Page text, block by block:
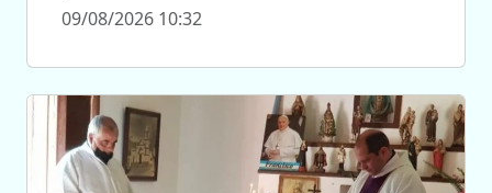
09/08/2026 10:32